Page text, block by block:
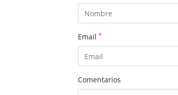
Email *
Comentarios